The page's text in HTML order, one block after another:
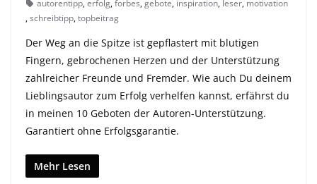
autorentipp,erfolg,forbes,gebote, inspiration, leser, motivation
,schreibtipp,topbeitrag
Der Weg an die Spitze ist gepflastert mit blutigen
Fingern, gebrochenen Herzen und der Unterstützung
zahlreicher Freunde und Fremder. Wie auch Du deinem
Lieblingsautor zum Erfolg verhelfen kannst, erfährst du
in meinen 10 Geboten der Autoren-Unterstützung.
Garantiert ohne Erfolgsgarantie.
Mehr Lesen